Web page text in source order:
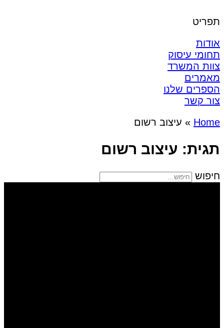
תפריט
אודות
תחומי עיסוק
צוות המשרד
מאמרים
הספרים שלנו
צור קשר
Home
» עיצוב רשום
תגית: עיצוב רשום
חיפוש